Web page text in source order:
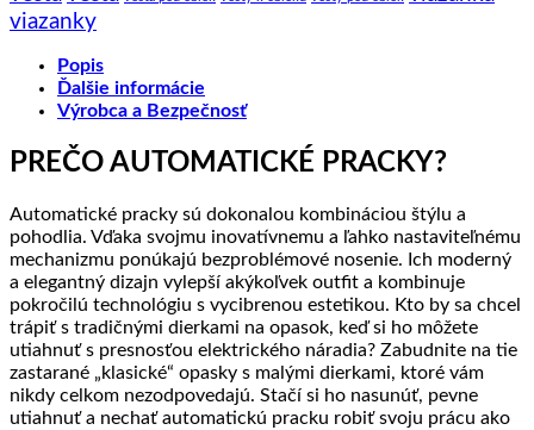
viazanky
Popis
Ďalšie informácie
Výrobca a Bezpečnosť
PREČO AUTOMATICKÉ PRACKY?
Automatické pracky sú dokonalou kombináciou štýlu a
pohodlia. Vďaka svojmu inovatívnemu a ľahko nastaviteľnému
mechanizmu ponúkajú bezproblémové nosenie. Ich moderný
a elegantný dizajn vylepší akýkoľvek outfit a kombinuje
pokročilú technológiu s vycibrenou estetikou. Kto by sa chcel
trápiť s tradičnými dierkami na opasok, keď si ho môžete
utiahnuť s presnosťou elektrického náradia? Zabudnite na tie
zastarané „klasické“ opasky s malými dierkami, ktoré vám
nikdy celkom nezodpovedajú. Stačí si ho nasunúť, pevne
utiahnuť a nechať automatickú pracku robiť svoju prácu ako